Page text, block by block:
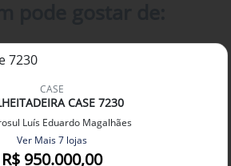
CASE
CASE 7230
Luís Eduardo Magalhães
Ver Mais 7 lojas
R$ 950.000,00